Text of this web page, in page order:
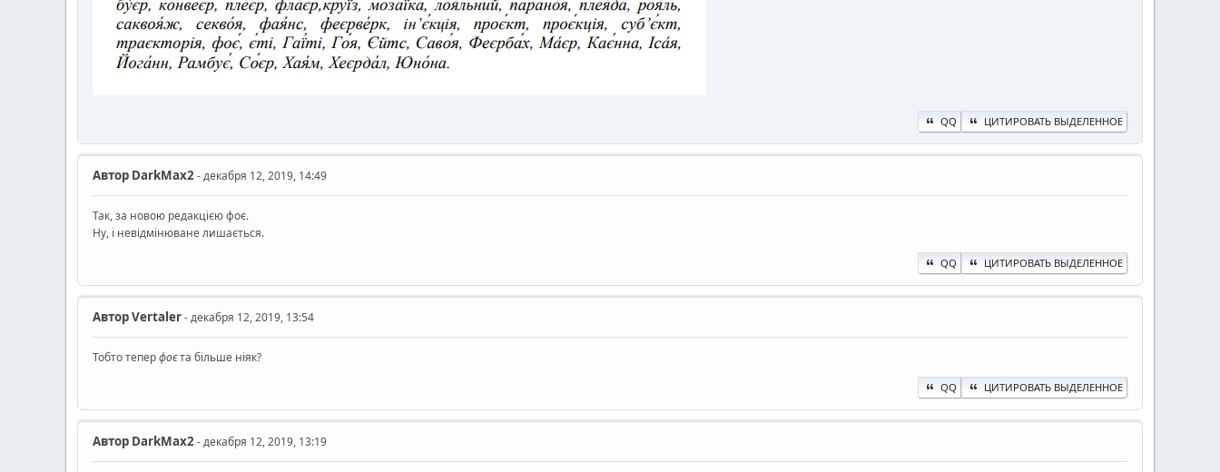
QQ ЦИТИРОВАТЬ ВЫДЕЛЕННОЕ
Автор DarkMax2- декабря 12, 2019, 14:49
Так, за новою редакцією фоє.
Ну, і невідмінюване лишається.
QQ ЦИТИРОВАТЬ ВЫДЕЛЕННОЕ
АвторVertaler- декабря 12, 2019, 13:54
Тобто теперфоєта більше ніяк?
QQ ЦИТИРОВАТЬ ВЫДЕЛЕННОЕ
Автор DarkMax2- декабря 12, 2019, 13:19